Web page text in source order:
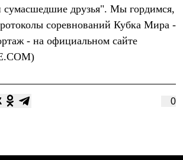
друзья". Мы гордимся,
соревнований Кубка Мира -
- на официальном сайте
0